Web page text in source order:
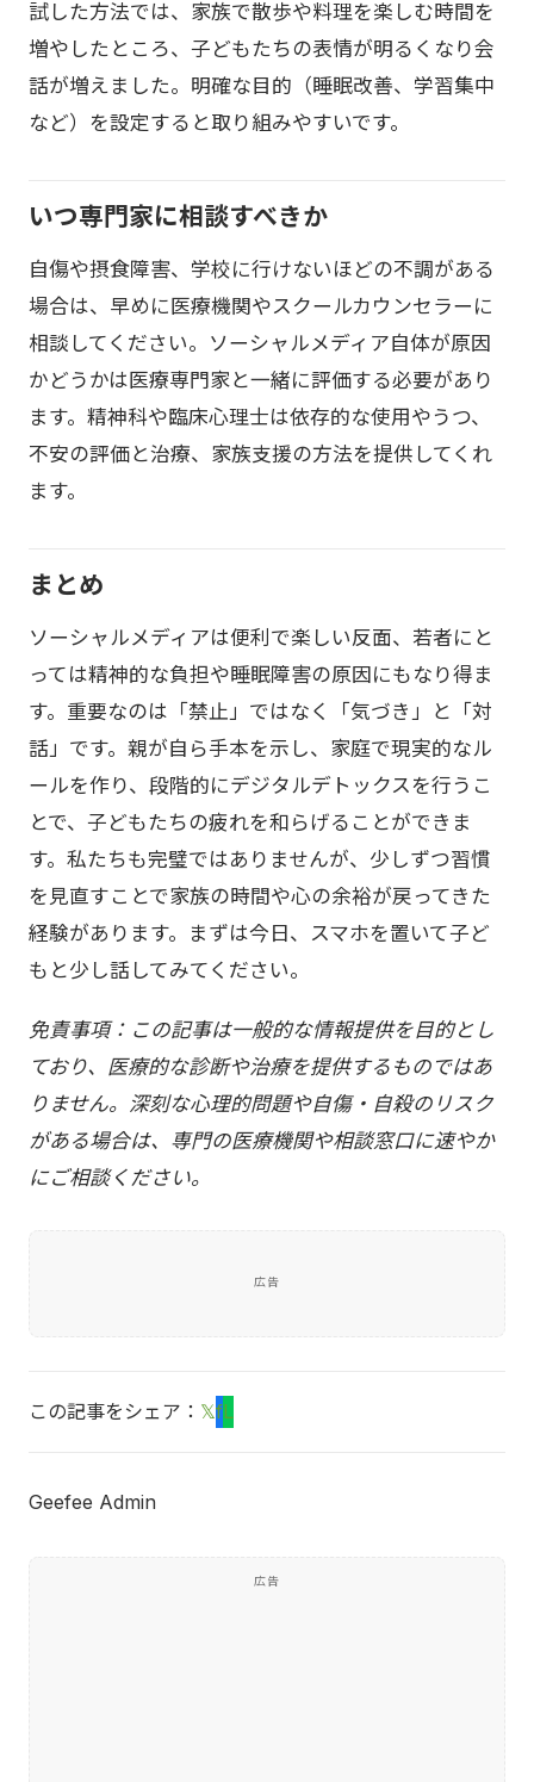
試した方法では、家族で散歩や料理を楽しむ時間を
増やしたところ、子どもたちの表情が明るくなり会
話が増えました。明確な目的（睡眠改善、学習集中
など）を設定すると取り組みやすいです。
いつ専門家に相談すべきか
自傷や摂食障害、学校に行けないほどの不調がある
場合は、早めに医療機関やスクールカウンセラーに
相談してください。ソーシャルメディア自体が原因
かどうかは医療専門家と一緒に評価する必要があり
ます。精神科や臨床心理士は依存的な使用やうつ、
不安の評価と治療、家族支援の方法を提供してくれ
ます。
まとめ
ソーシャルメディアは便利で楽しい反面、若者にと
っては精神的な負担や睡眠障害の原因にもなり得ま
す。重要なのは「禁止」ではなく「気づき」と「対
話」です。親が自ら手本を示し、家庭で現実的なル
ールを作り、段階的にデジタルデトックスを行うこ
とで、子どもたちの疲れを和らげることができま
す。私たちも完璧ではありませんが、少しずつ習慣
を見直すことで家族の時間や心の余裕が戻ってきた
経験があります。まずは今日、スマホを置いて子ど
もと少し話してみてください。
免責事項：この記事は一般的な情報提供を目的とし
ており、医療的な診断や治療を提供するものではあ
りません。深刻な心理的問題や自傷・自殺のリスク
がある場合は、専門の医療機関や相談窓口に速やか
にご相談ください。
広告
この記事をシェア： 𝕏fL
Geefee Admin
広告